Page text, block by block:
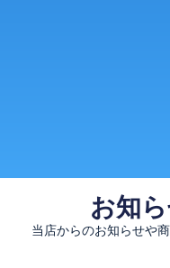
お知
当店からのお知らせや